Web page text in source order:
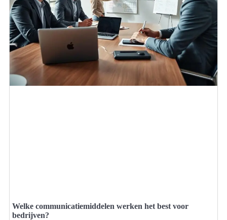
Welke communicatiemiddelen werken het best voor
bedrijven?